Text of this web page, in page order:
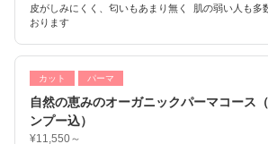
皮がしみにくく、匂いもあまり無く 肌の弱い人も多
おります
カット パーマ
自然の恵みのオーガニックパーマコース
ンプー込）
¥11,550～